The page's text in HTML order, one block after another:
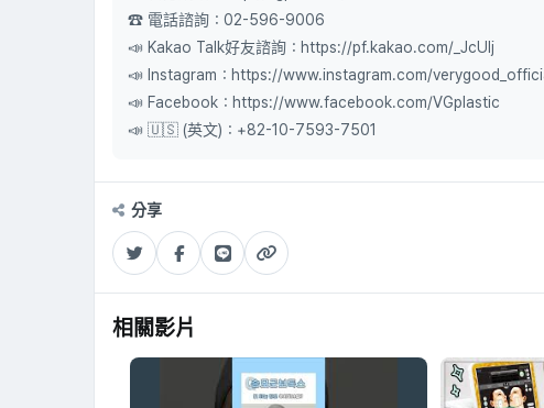
☎ 電話諮詢：02-596-9006
📣 Kakao Talk好友諮詢：https://pf.kakao.com/_JcUIj
📣 Instagram：https://www.instagram.com/
📣 Facebook：https://www.facebook.com/VGplastic
📣 🇺🇸 (英文)：+82-10-7593-7501
分享
相關影片